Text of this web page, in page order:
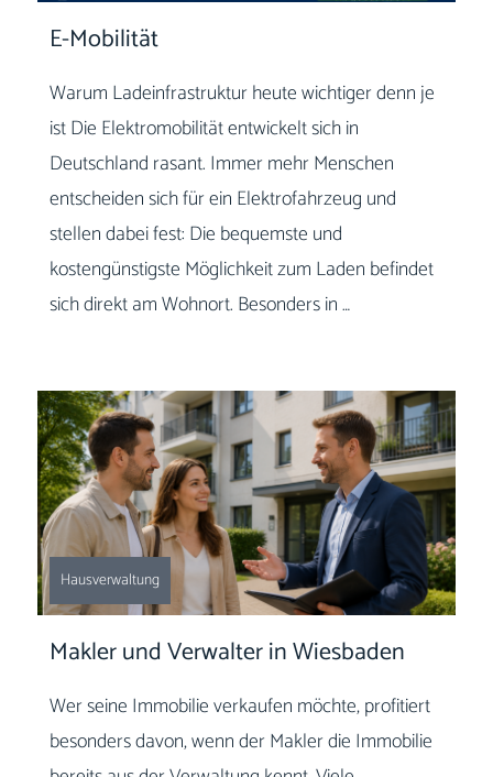
E-Mobilität
Warum Ladeinfrastruktur heute wichtiger denn je
ist Die Elektromobilität entwickelt sich in
Deutschland rasant. Immer mehr Menschen
entscheiden sich für ein Elektrofahrzeug und
stellen dabei fest: Die bequemste und
kostengünstigste Möglichkeit zum Laden befindet
sich direkt am Wohnort. Besonders in …
Hausverwaltung
Makler und Verwalter in Wiesbaden
Wer seine Immobilie verkaufen möchte, profitiert
besonders davon, wenn der Makler die Immobilie